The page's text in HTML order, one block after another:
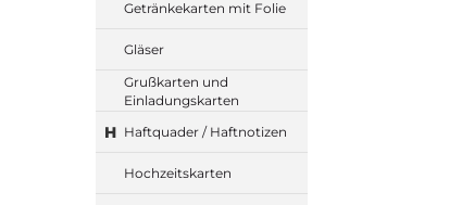
Getränkekarten mit Folie
Gläser
Grußkarten und
Einladungskarten
H Haftquader / Haftnotizen
Hochzeitskarten